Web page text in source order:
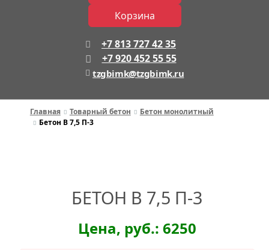
Корзина
+7 813 727 42 35
+7 920 452 55 55
tzgbimk@tzgbimk.ru
Главная Товарный бетон
Бетон монолитный
Бетон В 7,5 П-3
БЕТОН В 7,5 П-3
Цена, руб.: 6250